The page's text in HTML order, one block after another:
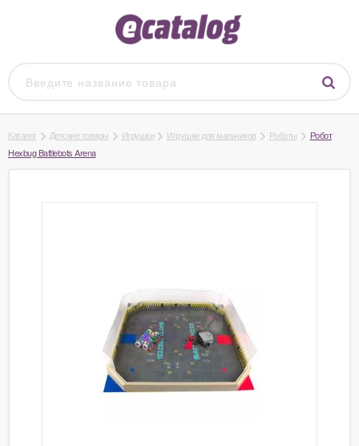
Каталог Детские товары Игрушки Игрушки для мальчиков Роботы
Робот
Hexbug Battlebots Arena